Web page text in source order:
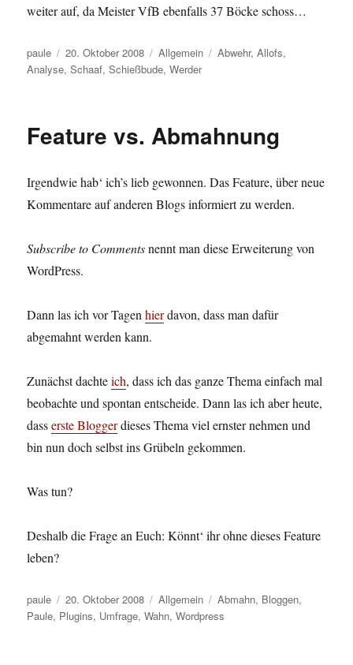
weiter auf, da Meister VfB ebenfalls 37 Böcke schoss…
Autor
paule
Veröffentlicht
am
20. Oktober 2008 Kategorien
Allgemein Schlagwörter
Abwehr,Allofs,
Analyse,Schaaf,Schießbude,Werder
Feature vs. Abmahnung
Irgendwie hab‘ ich’s lieb gewonnen. Das Feature, über neue
Kommentare auf anderen Blogs informiert zu werden.
Subscribe to Commentsnennt man diese Erweiterung von
WordPress.
Dann las ich vor Tagenhierdavon, dass man dafür
abgemahnt werden kann.
Zunächst dachteich, dass ich das ganze Thema einfach mal
beobachte und spontan entscheide. Dann las ich aber heute,
dasserste Bloggerdieses Thema viel ernster nehmen und
bin nun doch selbst ins Grübeln gekommen.
Was tun?
Deshalb die Frage an Euch: Könnt‘ ihr ohne dieses Feature
leben?
Autor
paule
Veröffentlicht
am
20. Oktober 2008 Kategorien
Allgemein Schlagwörter
Abmahn, Bloggen,
Paule, Plugins, Umfrage,Wahn,Wordpress